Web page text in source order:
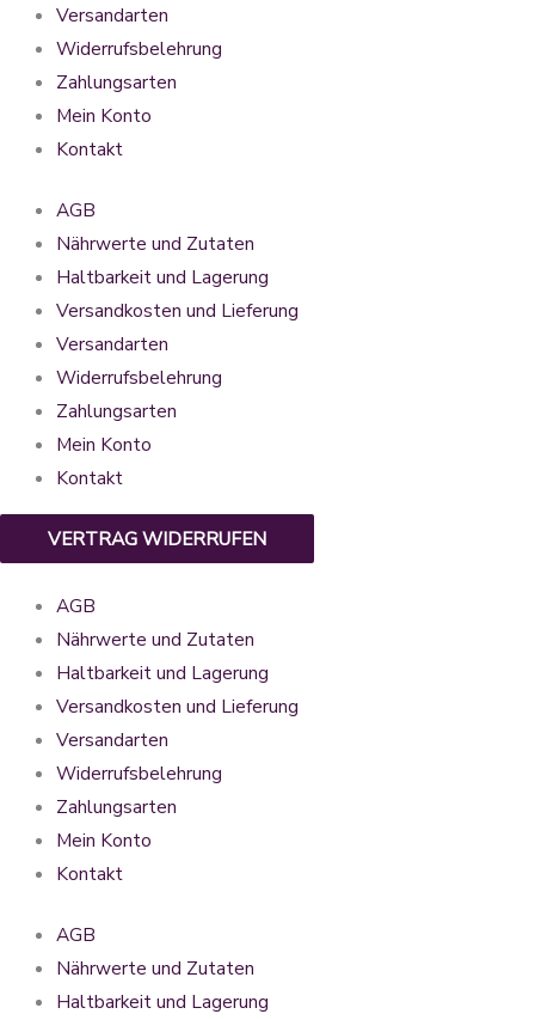
Versandarten
Widerrufsbelehrung
Zahlungsarten
Mein Konto
Kontakt
AGB
Nährwerte und Zutaten
Haltbarkeit und Lagerung
Versandkosten und Lieferung
Versandarten
Widerrufsbelehrung
Zahlungsarten
Mein Konto
Kontakt
VERTRAG WIDERRUFEN
AGB
Nährwerte und Zutaten
Haltbarkeit und Lagerung
Versandkosten und Lieferung
Versandarten
Widerrufsbelehrung
Zahlungsarten
Mein Konto
Kontakt
AGB
Nährwerte und Zutaten
Haltbarkeit und Lagerung